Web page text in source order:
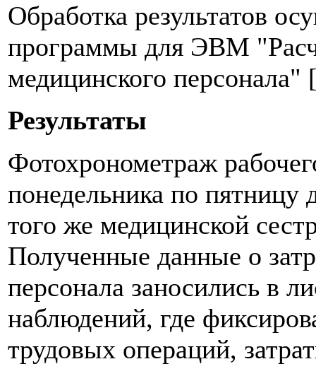
Обработка результатов
программы для ЭВМ
медицинского персонала"
Результаты
Фотохронометраж
понедельника по пятницу
того же медицинской
Полученные данные о
персонала заносились в
наблюдений, где
трудовых операций,